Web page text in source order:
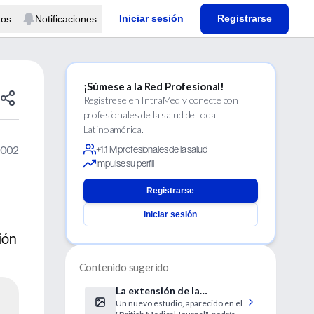
Notificaciones Iniciar sesión Registrarse
¡Súmese a la Red Profesional!
Regístrese en IntraMed y conecte con
profesionales de la salud de toda
Latinoamérica.
+1.1 M profesionales de la salud
Impulse su perfil
Registrarse
Iniciar sesión
Contenido sugerido
La extensión de la
realización de mamografías
Un nuevo estudio, aparecido en el